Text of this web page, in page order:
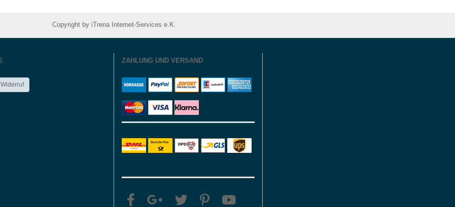
Copyright by iTrena Internet-Services e.K.
ZAHLUNG UND VERSAND